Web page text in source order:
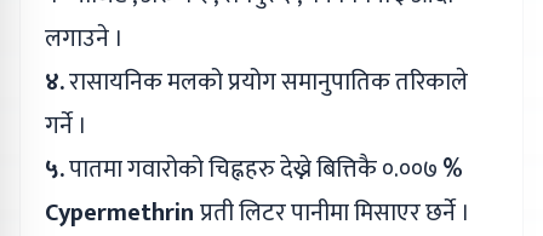
लगाउने ।
४.रासायनिक मलको प्रयोग समानुपातिक तरिकाले
गर्ने ।
५.पातमा गवारोको चिह्नहरु देख्ने बित्तिकै ०.००७%
Cypermethrinप्रती लिटर पानीमा मिसाएर छर्ने ।